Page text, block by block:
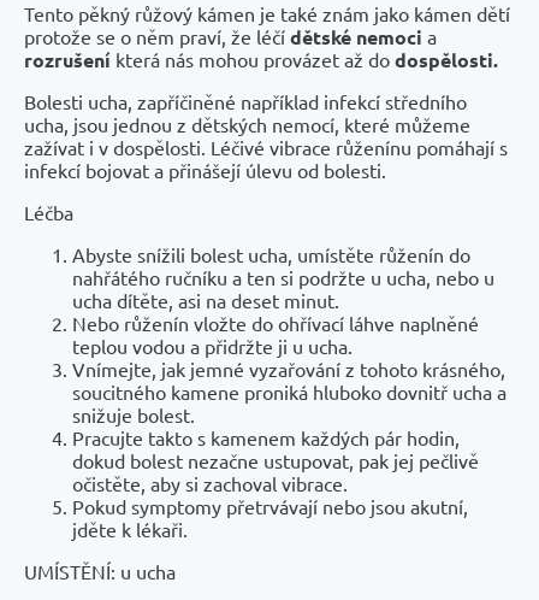
Tento pěkný růžový kámen je také znám jako kámen dětí
protože se o něm praví, že léčí dětské nemoci a
rozrušení která nás mohou provázet až do dospělosti.
Bolesti ucha, zapříčiněné například infekcí středního
ucha, jsou jednou z dětských nemocí, které můžeme
zažívat i v dospělosti. Léčivé vibrace růženínu pomáhají s
infekcí bojovat a přinášejí úlevu od bolesti.
Léčba
Abyste snížili bolest ucha, umístěte růženín do
nahřátého ručníku a ten si podržte u ucha, nebo u
ucha dítěte, asi na deset minut.
Nebo růženín vložte do ohřívací láhve naplněné
teplou vodou a přidržte ji u ucha.
Vnímejte, jak jemné vyzařování z tohoto krásného,
soucitného kamene proniká hluboko dovnitř ucha a
snižuje bolest.
Pracujte takto s kamenem každých pár hodin,
dokud bolest nezačne ustupovat, pak jej pečlivě
očistěte, aby si zachoval vibrace.
Pokud symptomy přetrvávají nebo jsou akutní,
jděte k lékaři.
UMÍSTĚNÍ: u ucha